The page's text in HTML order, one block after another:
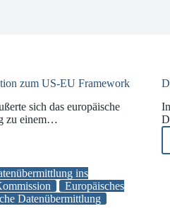
zum US-EU Framework
sich das europäische
zu einem…
ins
Europäisches
Datenübermittlung